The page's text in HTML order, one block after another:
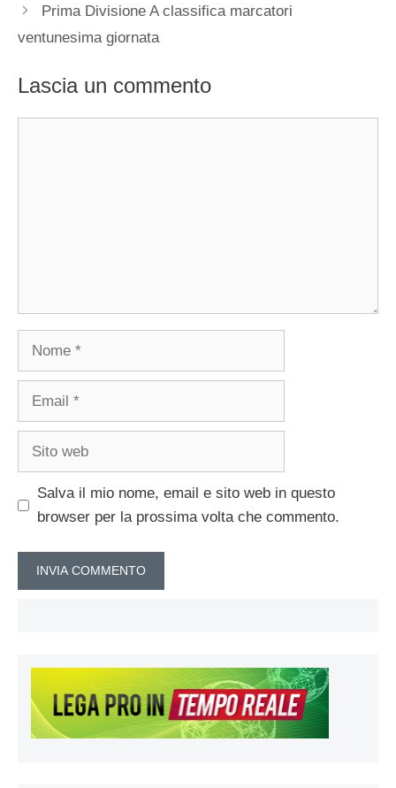
Prima Divisione A classifica marcatori
ventunesima giornata
Lascia un commento
Nome
Email
Sito
Salva il mio nome, email e sito web in questo
browser per la prossima volta che commento.